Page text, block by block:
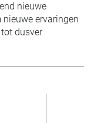
nieuwe
ervaringen
dusver